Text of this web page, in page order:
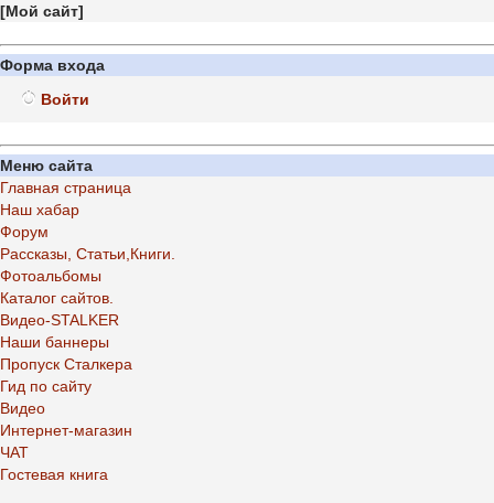
[Мой сайт]
Форма входа
Войти
Меню сайта
Главная страница
Наш хабар
Форум
Рассказы, Статьи,Книги.
Фотоальбомы
Каталог сайтов.
Видео-STALKER
Наши баннеры
Пропуск Сталкера
Гид по сайту
Видео
Интернет-магазин
ЧАТ
Гостевая книга